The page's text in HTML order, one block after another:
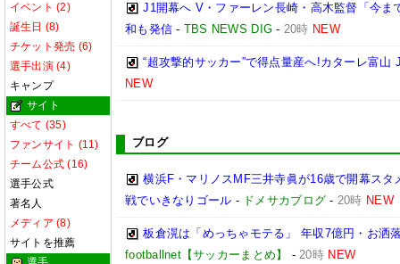
イベント (2)
誕生日 (8)
チケット発売 (6)
選手出演 (4)
キャンプ
サイト
すべて (35)
ファンサイト (11)
チーム公式 (16)
選手公式
著名人
メディア (8)
サイトを推薦
J1開幕へ V・ファーレン長崎・高木監督「今
和も発信 - TBS NEWS DIG - 20時 NEW
“超攻撃的サッカー”で得点量産へ!カターレ富山
NEW
ブログ
横浜F・マリノスMF三井寺眞が16歳で開幕ス
戦でいきなりゴール - ドメサカブログ - 20時 NEW
板倉滉は「めっちゃモテる」 年収7億円・お洒
footballnet【サッカーまとめ】
-20時 NEW